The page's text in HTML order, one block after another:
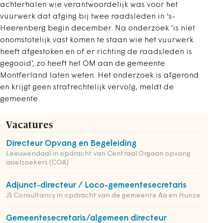
achterhalen wie verantwoordelijk was voor het
vuurwerk dat afging bij twee raadsleden in 's-
Heerenberg begin december. Na onderzoek ‘is niet
onomstotelijk vast komen te staan wie het vuurwerk
heeft afgestoken en of er richting de raadsleden is
gegooid’, zo heeft het OM aan de gemeente
Montferland laten weten. Het onderzoek is afgerond
en krijgt geen strafrechtelijk vervolg, meldt de
gemeente.
Vacatures
Directeur Opvang en Begeleiding
Leeuwendaal in opdracht van Centraal Orgaan opvang
asielzoekers (COA)
Adjunct-directeur / Loco-gemeentesecretaris
JS Consultancy in opdracht van de gemeente Aa en Hunze
Gemeentesecretaris/algemeen directeur